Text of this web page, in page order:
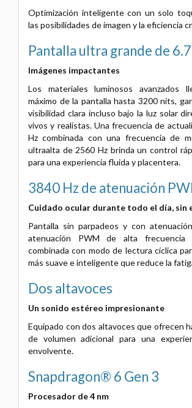
Optimización inteligente con un solo
las posibilidades de imagen y la eficiencia
Pantalla ultra grande de
Imágenes impactantes
Los materiales luminosos avanzados
máximo de la pantalla hasta 3200 nits,
visibilidad clara incluso bajo la luz solar
vivos y realistas. Una frecuencia de
Hz combinada con una frecuencia de
ultraalta de 2560 Hz brinda un control
para una experiencia fluida y placentera.
3840 Hz de atenuación
Cuidado ocular durante todo el día, sin
Pantalla sin parpadeos y con
atenuación PWM de alta
combinada con modo de lectura cíclica
más suave e inteligente que reduce la
Dos altavoces
Un sonido estéreo impresionante
Equipado con dos altavoces que ofrecen
de volumen adicional para una
envolvente.
Snapdragon® 6 Gen 3
Procesador de 4 nm